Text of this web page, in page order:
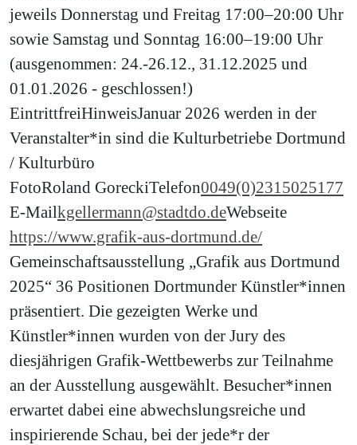
jeweils Donnerstag und Freitag 17:00–20:00 Uhr
sowie Samstag und Sonntag 16:00–19:00 Uhr
(ausgenommen: 24.-26.12., 31.12.2025 und
01.01.2026 - geschlossen!)
EintrittfreiHinweis
Veranstalter*in sind die Kulturbetriebe Dortmund
/ Kulturbüro
FotoRoland GoreckiTelefon0049(0)2315025177
E-Mailkgellermann@stadtdo.deWebseite
https://www.grafik-aus-dortmund.de/
Januar 2026 werden in der
Gemeinschaftsausstellung „Grafik aus Dortmund
2025“ 36 Positionen Dortmunder Künstler*innen
präsentiert. Die gezeigten Werke und
Künstler*innen wurden von der Jury des
diesjährigen Grafik-Wettbewerbs zur Teilnahme
an der Ausstellung ausgewählt. Besucher*innen
erwartet dabei eine abwechslungsreiche und
inspirierende Schau, bei der jede*r der